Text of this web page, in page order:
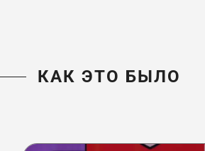
КАК ЭТО БЫЛО